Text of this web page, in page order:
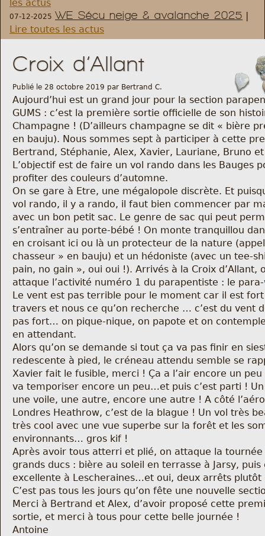
Règlement et statuts
Modalités d’inscriptions
Cartes découvertes
Comité Directeur
Frais kilométriques
Formation
Infos contact
Nous contacter
Nous trouver
Comment être informé des sorties
Programme
Crazy Gums
Rechercher
les actus
07-12-2025 WE Sécu neige & avalanche 2025 |
Lire toutes les actus
Croix d’Allant
Publié le 28 octobre 2019 par Bertrand C.
Aujourd’hui est un grand jour pour la section
GUMS : c’est la première sortie officielle de son
Champagne ! (D’ailleurs champagne se dit « bière
en bauju). Nous sommes sept à participer à cette
Bertrand, Stéphanie, Alex, Xavier, Lauriane, Bruno
L’objectif est de faire un vol rando dans les Bauges
profiter des couleurs d’automne.
On se gare à Etre, une mégalopole discrète. Et
vol rando, il y a rando, il faut bien commencer par
avec un bon petit sac. Le genre de sac qui peut
s’entraîner au porte-bébé ! On monte tranquillou
en croisant ici ou là un protecteur de la nature
chasseur » en bauju) et un hédoniste (avec un tee-
pain, no gain », oui oui !). Arrivés à la Croix d’Allant,
attaque l’activité numéro 1 du parapentiste : le
Le vent est pas terrible pour le moment car il est
travers et nous ce qu’on recherche … c’est du vent
pas fort… on pique-nique, on papote et on
en attendant.
Alors qu’on se demande si tout ça va pas finir en
redescente à pied, le créneau attendu semble se
Xavier fait le fusible, merci ! Ça a l’air encore un
va temporiser encore un peu…et puis c’est parti !
une voile, une autre, encore une autre ! A côté
Londres Heathrow, c’est de la blague ! Un vol très
très cool avec une vue superbe sur la forêt et les
environnants… gros kif !
Après avoir tous atterri et plié, on attaque la tournée
grands ducs : bière au soleil en terrasse à Jarsy, puis
excellente à Lescheraines…et oui, deux arrêts plutôt
C’est pas tous les jours qu’on fête une nouvelle
Merci à Bertrand et Alex, d’avoir proposé cette
sortie, et merci à tous pour cette belle journée !
Antoine